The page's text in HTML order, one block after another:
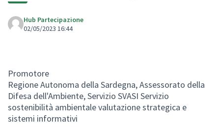
Hub Partecipazione
02/05/2023 16:44
Promotore
Regione Autonoma della Sardegna, Assessorato della
Difesa dell'Ambiente, Servizio SVASI Servizio
sostenibilità ambientale valutazione strategica e
sistemi informativi